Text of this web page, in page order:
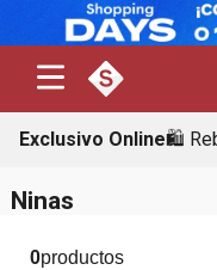
Exclusivo Online🛍️
Ninas
0